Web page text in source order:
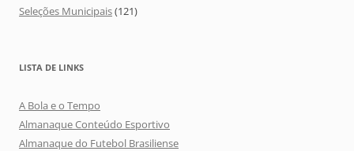
Seleções Municipais(121)
LISTA DE LINKS
A Bola e o Tempo
Almanaque Conteúdo Esportivo
Almanaque do Futebol Brasiliense